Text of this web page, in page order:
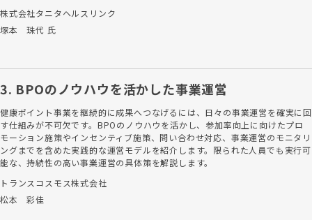
株式会社タニタヘルスリンク
塚本 珠代 氏
3. BPOのノウハウを活かした事業運営
健康ポイント事業を継続的に成果へつなげるには、日々の事業運営を確実に回
す仕組みが不可欠です。BPOのノウハウを活かし、参加率向上に向けたプロ
モーション施策やインセンティブ施策、問い合わせ対応、事業運営のモニタリ
ングまでを含めた実践的な運営モデルを紹介します。限られた人員でも実行可
能な、持続性の高い事業運営の具体策を解説します。
トランスコスモス株式会社
松本 彩佳